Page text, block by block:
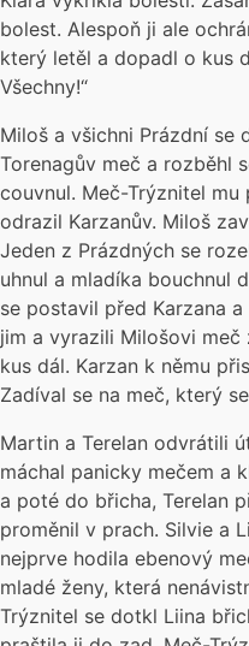
bolest. Alespoň ji ale
který letěl a dopadl o kus
Všechny!“
Miloš a všichni Prázdní se
Torenagův meč a rozběhl
couvnul. Meč-Trýznitel
odrazil Karzanův. Miloš
Jeden z Prázdných se
uhnul a mladíka bouchnul
se postavil před Karzana
jim a vyrazili Milošovi
kus dál. Karzan k němu
Zadíval se na meč, který
Martin a Terelan odvrátili
máchal panicky mečem a
a poté do břicha, Terelan
proměnil v prach. Silvie a
nejprve hodila ebenový
mladé ženy, která
Trýznitel se dotkl Liina